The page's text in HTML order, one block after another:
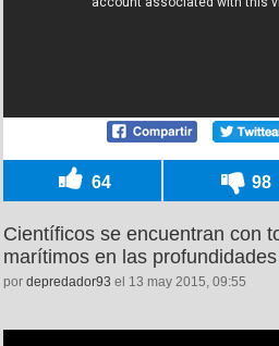
64 98
Científicos se encuentran con
marítimos en las
por depredador93 el 13 may 2015, 09:55